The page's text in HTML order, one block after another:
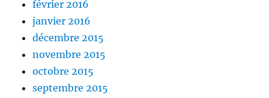
février 2016
janvier 2016
décembre 2015
novembre 2015
octobre 2015
septembre 2015